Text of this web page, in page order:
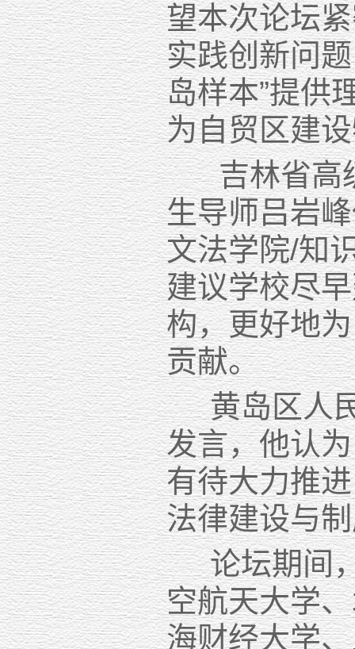
望本次论坛
实践创新问
岛样本”提供
为自贸区建
吉林省高级
生导师吕岩
文法学院/知
建议学校尽
构，更好地
贡献。
黄岛区人民
发言，他认
有待大力推
法律建设与
论坛期间，
空航天大学
海财经大学